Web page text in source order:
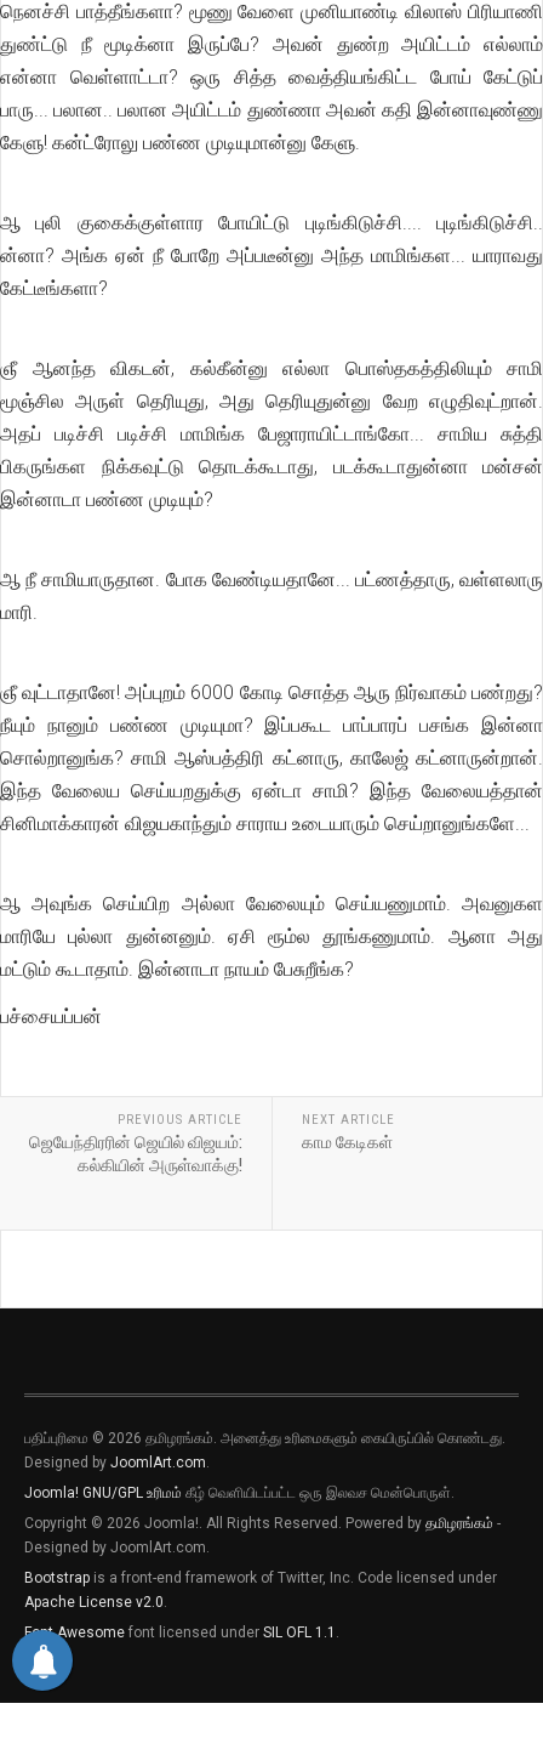
நெனச்சி பாத்தீங்களா? மூணு வேளை முனியாண்டி விலாஸ் பிரியாணி
துண்ட்டு நீ மூடிக்னா இருப்பே? அவன் துண்ற அயிட்டம் எல்லாம்
என்னா வெள்ளாட்டா? ஒரு சித்த வைத்தியங்கிட்ட போய் கேட்டுப்
பாரு... பலான.. பலான அயிட்டம் துண்ணா அவன் கதி இன்னாவுண்ணு
கேளு! கன்ட்ரோலு பண்ண முடியுமான்னு கேளு.
ஆ புலி குகைக்குள்ளார போயிட்டு புடிங்கிடுச்சி.... புடிங்கிடுச்சி..
ன்னா? அங்க ஏன் நீ போறே அப்படீன்னு அந்த மாமிங்கள... யாராவது
கேட்டீங்களா?
ஞீ ஆனந்த விகடன், கல்கீன்னு எல்லா பொஸ்தகத்திலியும் சாமி
மூஞ்சில அருள் தெரியுது, அது தெரியுதுன்னு வேற எழுதிவுட்றான்.
அதப் படிச்சி படிச்சி மாமிங்க பேஜாராயிட்டாங்கோ... சாமிய சுத்தி
பிகருங்கள நிக்கவுட்டு தொடக்கூடாது, படக்கூடாதுன்னா மன்சன்
இன்னாடா பண்ண முடியும்?
ஆ நீ சாமியாருதான. போக வேண்டியதானே... பட்ணத்தாரு, வள்ளலாரு
மாரி.
ஞீ வுட்டாதானே! அப்புறம் 6000 கோடி சொத்த ஆரு நிர்வாகம் பண்றது?
நீயும் நானும் பண்ண முடியுமா? இப்பகூட பாப்பாரப் பசங்க இன்னா
சொல்றானுங்க? சாமி ஆஸ்பத்திரி கட்னாரு, காலேஜ் கட்னாருன்றான்.
இந்த வேலைய செய்யறதுக்கு ஏன்டா சாமி? இந்த வேலையத்தான்
சினிமாக்காரன் விஜயகாந்தும் சாராய உடையாரும் செய்றானுங்களே...
ஆ அவுங்க செய்யிற அல்லா வேலையும் செய்யணுமாம். அவனுகள
மாரியே புல்லா துன்னனும். ஏசி ரூம்ல தூங்கணுமாம். ஆனா அது
மட்டும் கூடாதாம். இன்னாடா நாயம் பேசுறீங்க?
பச்சையப்பன்
PREVIOUS ARTICLE
ஜெயேந்திரரின் ஜெயில் விஜயம்:
கல்கியின் அருள்வாக்கு!
NEXT ARTICLE
காம கேடிகள்
பதிப்புரிமை © 2026 தமிழரங்கம். அனைத்து உரிமைகளும் கையிருப்பில் கொண்டது.
Designed by JoomlArt.com.
Joomla! GNU/GPL உரிமம் கீழ் வெளியிடப்பட்ட ஒரு இலவச மென்பொருள்.
Copyright © 2026 Joomla!. All Rights Reserved. Powered by தமிழரங்கம் -
Designed by JoomlArt.com.
Bootstrap is a front-end framework of Twitter, Inc. Code licensed under
Apache License v2.0.
Font Awesome font licensed under SIL OFL 1.1 .